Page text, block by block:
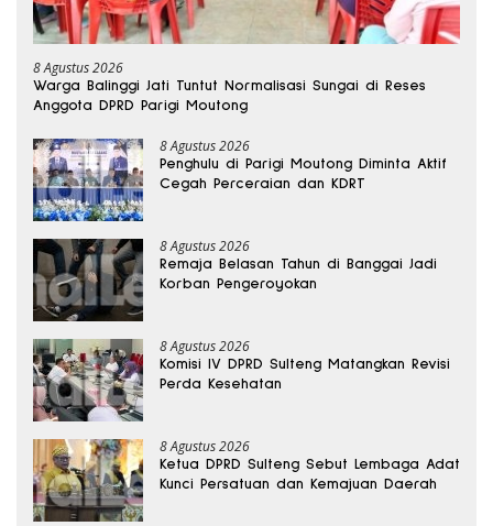
8 Agustus 2026
Warga Balinggi Jati Tuntut Normalisasi Sungai di Reses
Anggota DPRD Parigi Moutong
8 Agustus 2026
Penghulu di Parigi Moutong Diminta Aktif
Cegah Perceraian dan KDRT
8 Agustus 2026
Remaja Belasan Tahun di Banggai Jadi
Korban Pengeroyokan
8 Agustus 2026
Komisi IV DPRD Sulteng Matangkan Revisi
Perda Kesehatan
8 Agustus 2026
Ketua DPRD Sulteng Sebut Lembaga Adat
Kunci Persatuan dan Kemajuan Daerah